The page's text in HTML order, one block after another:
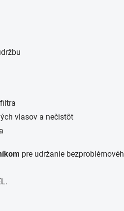
vlasov a nečistôt
pre udržanie